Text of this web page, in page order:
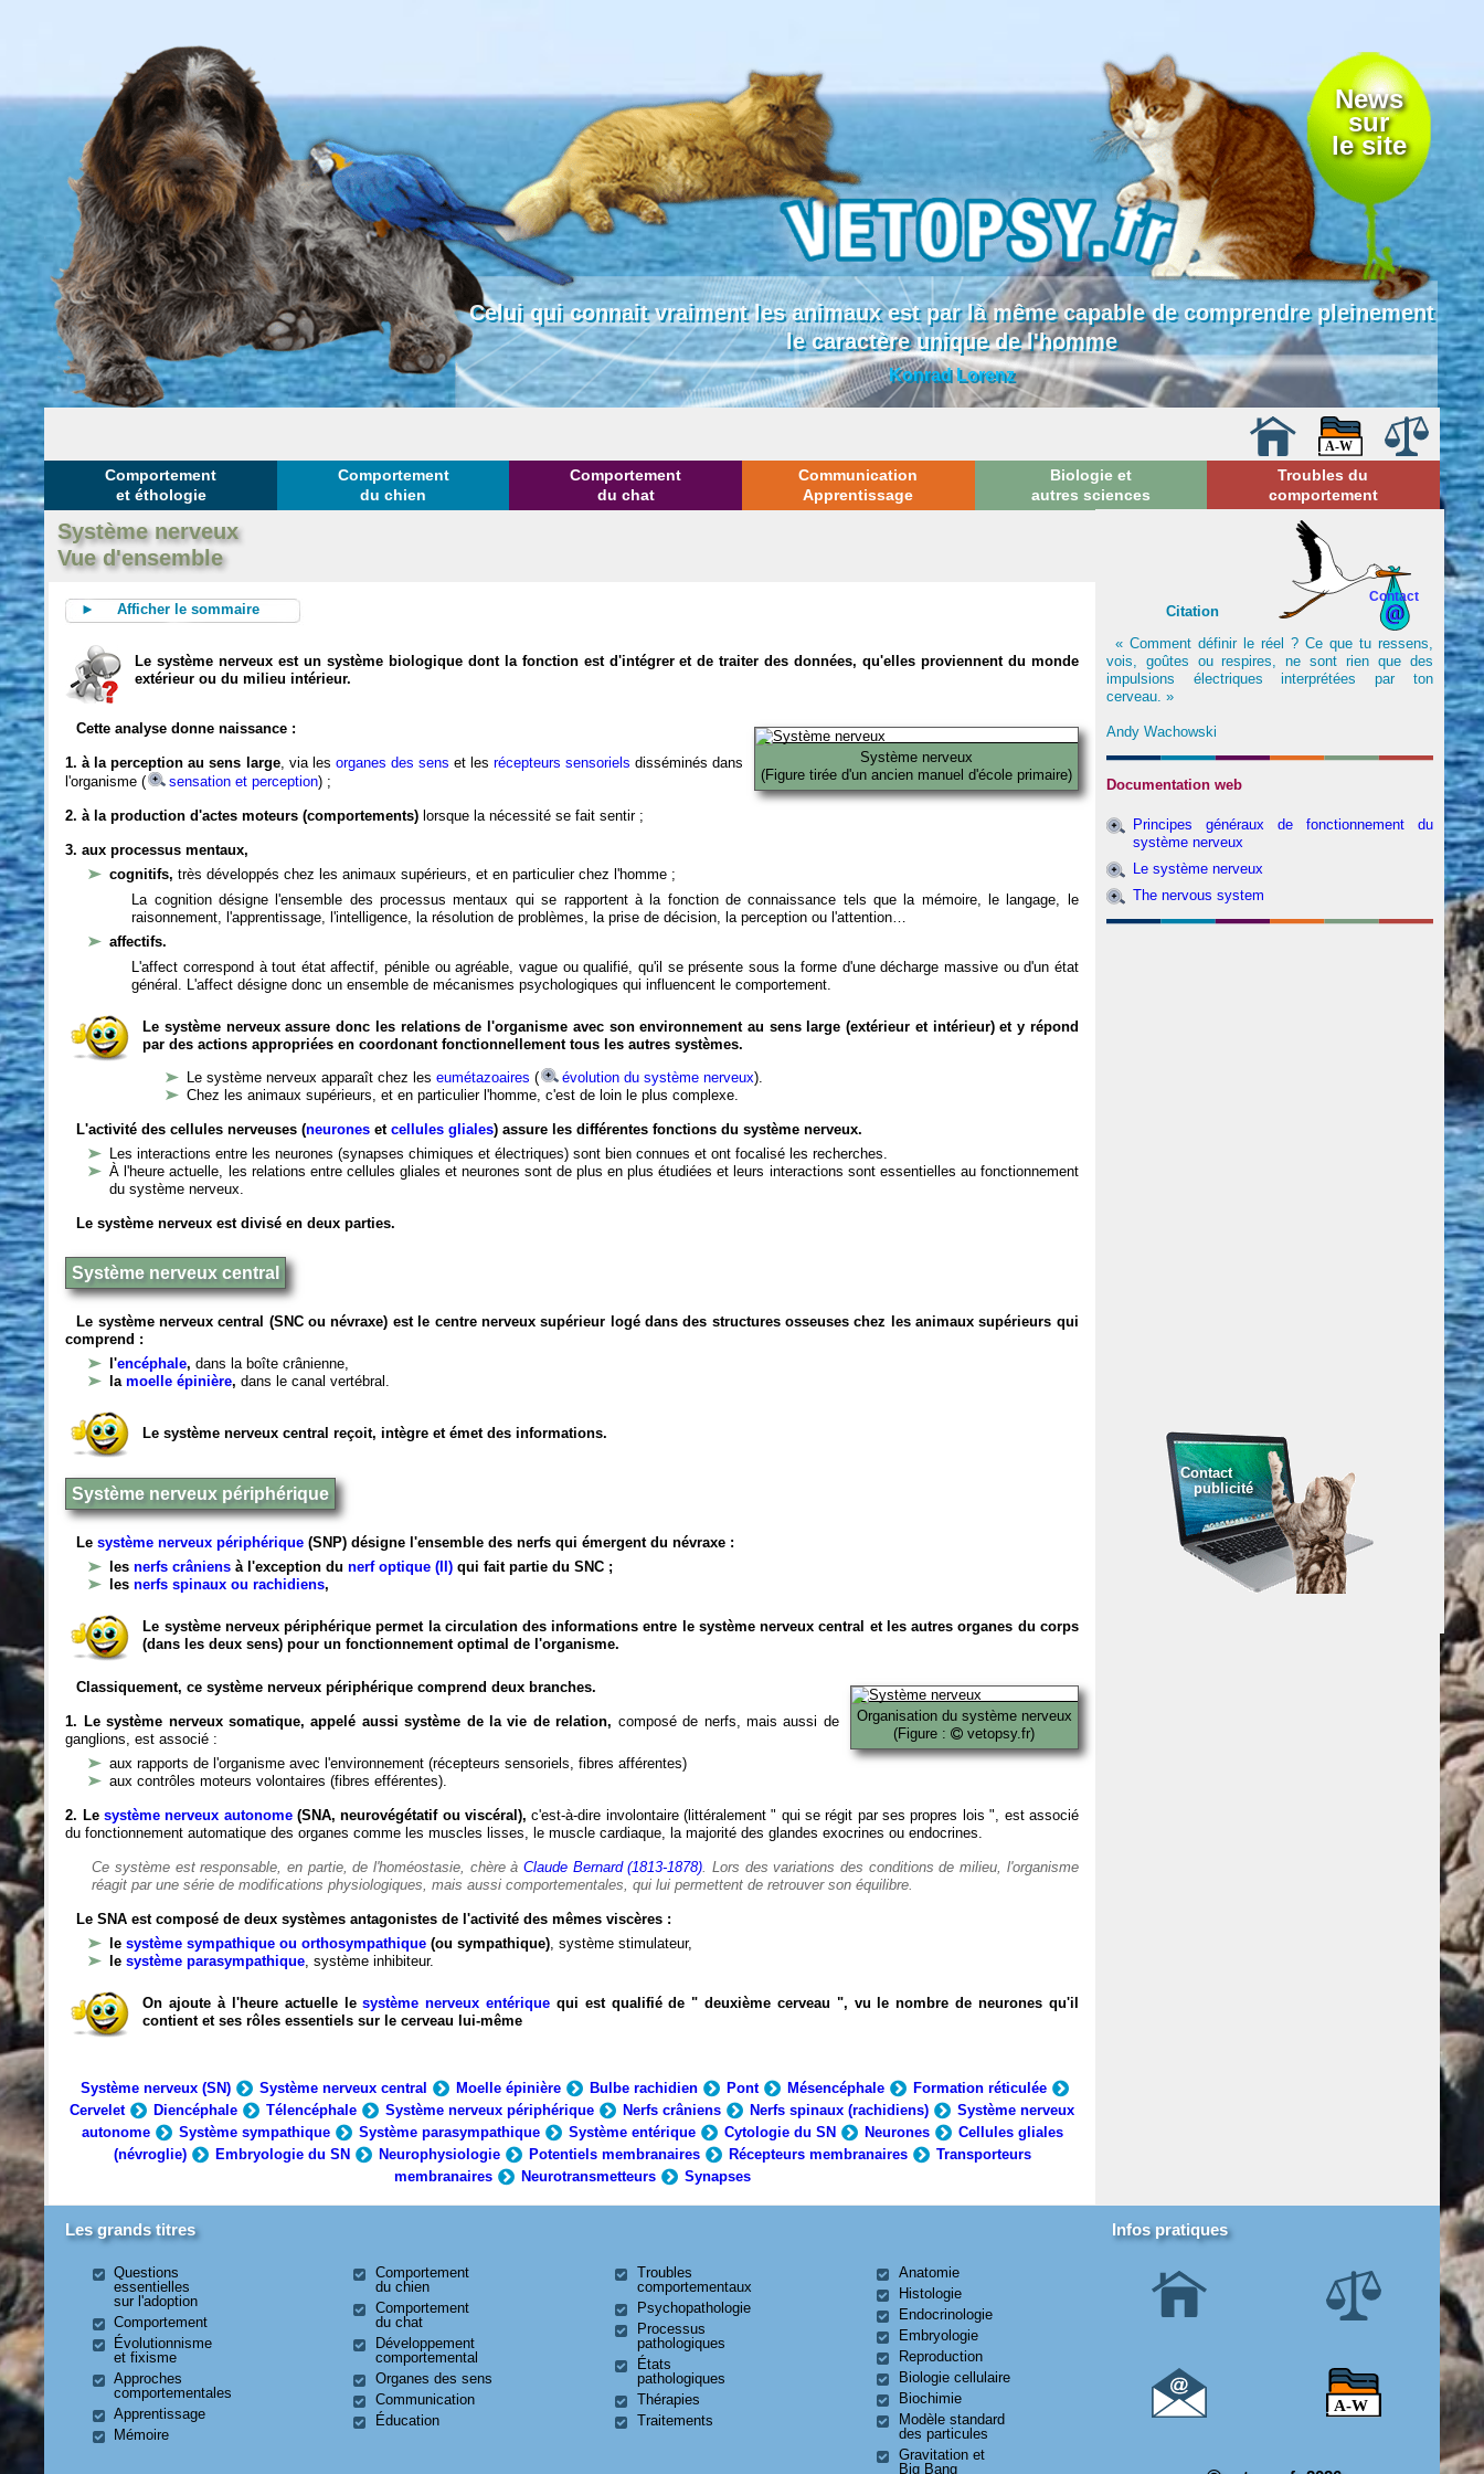
News
sur
le site
Celui qui connait vraiment les animaux est par là même capable de comprendre pleinement
le caractère unique de l'homme
Konrad Lorenz
Comportement
et éthologie
Comportement
du chien
Comportement
du chat
Communication
Apprentissage
Biologie et
autres sciences
Troubles du
comportement
Système nerveux
Vue d'ensemble
► Afficher le sommaire
Le système nerveux est un système biologique dont la fonction est d'intégrer et de traiter des données, qu'elles proviennent du monde
extérieur ou du milieu intérieur.
Système nerveux
(Figure tirée d'un ancien manuel d'école primaire)
Cette analyse donne naissance :
1. à la perception au sens large, via les organes des sens et les récepteurs sensoriels disséminés dans
l'organisme (
sensation et perception) ;
2. à la production d'actes moteurs (comportements) lorsque la nécessité se fait sentir ;
3. aux processus mentaux,
cognitifs,très développés chez les animaux supérieurs, et en particulier chez l'homme ;
La cognition désigne l'ensemble des processus mentaux qui se rapportent à la fonction de connaissance tels que la mémoire, le langage, le
raisonnement, l'apprentissage, l'intelligence, la résolution de problèmes, la prise de décision, la perception ou l'attention…
affectifs.
L'affect correspond à tout état affectif, pénible ou agréable, vague ou qualifié, qu'il se présente sous la forme d'une décharge massive ou d'un état
général. L'affect désigne donc un ensemble de mécanismes psychologiques qui influencent le comportement.
Le système nerveux assure donc les relations de l'organisme avec son environnement au sens large (extérieur et intérieur) et y répond
par des actions appropriées en coordonant fonctionnellement tous les autres systèmes.
Le système nerveux apparaît chez leseumétazoaires ( évolution du système nerveux).
Chez les animaux supérieurs, et en particulier l'homme, c'est de loin le plus complexe.
L'activité des cellules nerveuses (neurones etcellules gliales) assure les différentes fonctions du système nerveux.
Les interactions entre les neurones (synapses chimiques et électriques) sont bien connues et ont focalisé les recherches.
À l'heure actuelle, les relations entre cellules gliales et neurones sont de plus en plus étudiées et leurs interactions sont essentielles au fonctionnement
du système nerveux.
Le système nerveux est divisé en deux parties.
Système nerveux central
Le système nerveux central (SNC ou névraxe) est le centre nerveux supérieur logé dans des structures osseuses chez les animaux supérieurs qui
comprend :
l'encéphale,dans la boîte crânienne,
lamoelle épinière,dans le canal vertébral.
Le système nerveux central reçoit, intègre et émet des informations.
Système nerveux périphérique
Lesystème nerveux périphérique (SNP) désigne l'ensemble des nerfs qui émergent du névraxe :
lesnerfs crâniens à l'exception du nerf optique (II) qui fait partie du SNC ;
lesnerfs spinaux ou rachidiens,
Le système nerveux périphérique permet la circulation des informations entre le système nerveux central et les autres organes du corps
(dans les deux sens) pour un fonctionnement optimal de l'organisme.
Organisation du système nerveux
(Figure :
vetopsy.fr)
Classiquement, ce système nerveux périphérique comprend deux branches.
1. Le système nerveux somatique, appelé aussi système de la vie de relation, composé de nerfs, mais aussi de
ganglions, est associé :
aux rapports de l'organisme avec l'environnement (récepteurs sensoriels, fibres afférentes)
aux contrôles moteurs volontaires (fibres efférentes).
2. Le système nerveux autonome(SNA, neurovégétatif ou viscéral), c'est-à-dire involontaire (littéralement " qui se régit par ses propres lois ", est associé
du fonctionnement automatique des organes comme les muscles lisses, le muscle cardiaque, la majorité des glandes exocrines ou endocrines.
Ce système est responsable, en partie, de l'homéostasie, chère àClaude Bernard (1813-1878). Lors des variations des conditions de milieu, l'organisme
réagit par une série de modifications physiologiques, mais aussi comportementales, qui lui permettent de retrouver son équilibre.
Le SNA est composé de deux systèmes antagonistes de l'activité des mêmes viscères :
lesystème sympathique ou orthosympathique (ou sympathique), système stimulateur,
lesystème parasympathique, système inhibiteur.
On ajoute à l'heure actuelle lesystème nerveux entérique qui est qualifié de " deuxième cerveau ", vu le nombre de neurones qu'il
contient et ses rôles essentiels sur le cerveau lui-même
Système nerveux (SN) Système nerveux central Moelle épinière Bulbe rachidien Pont Mésencéphale
Formation réticulée
Cervelet
Diencéphale Télencéphale Système nerveux périphérique Nerfs crâniens Nerfs spinaux (rachidiens)
Système nerveux
autonome
Système sympathique Système parasympathique Système entérique Cytologie du SN Neurones
Cellules gliales
(névroglie)
Embryologie du SN Neurophysiologie Potentiels membranaires Récepteurs membranaires
Transporteurs
membranaires
Neurotransmetteurs Synapses
Contact
Citation
« Comment définir le réel ? Ce que tu ressens,
vois, goûtes ou respires, ne sont rien que des
impulsions électriques interprétées par ton
cerveau. »
Andy Wachowski
Documentation web
Principes généraux de fonctionnement du
système nerveux
Le système nerveux
The nervous system
Contact
publicité
Les grands titres
Questions
essentielles
sur l'adoption
Comportement
Évolutionnisme
et fixisme
Approches
comportementales
Apprentissage
Mémoire
Comportement
du chien
Comportement
du chat
Développement
comportemental
Organes des sens
Communication
Éducation
Troubles
comportementaux
Psychopathologie
Processus
pathologiques
États
pathologiques
Thérapies
Traitements
Anatomie
Histologie
Endocrinologie
Embryologie
Reproduction
Biologie cellulaire
Biochimie
Modèle standard
des particules
Gravitation et
Big Bang
Infos pratiques